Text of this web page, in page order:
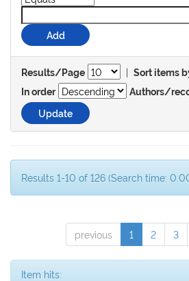
Results/Page | Sort items
In order
Authors/
Results 1-10 of 126 (Search time:
previous 1 2 3
Item hits: